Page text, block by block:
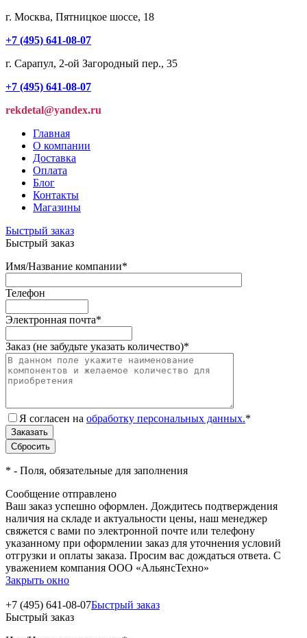
г. Москва, Пятницкое шоссе, 18
+7 (495) 641-08-07
г. Сарапул, 2-ой Загородный пер., 35
+7 (495) 641-08-07
rekdetal@yandex.ru
Главная
О компании
Доставка
Оплата
Блог
Контакты
Магазины
Быстрый заказ
Быстрый заказ
Имя/Название компании*
Телефон
Электронная почта*
Заказ (не забудьте указать количество)*
Я согласен на обработку персональных данных.*
* - Поля, обязательные для заполнения
Сообщение отправлено
Ваш заказ успешно оформлен. Дождитесь подтверждения
наличия на складе и актуальности цены, наш менеджер
свяжется с вами по электронной почте или телефону
указанному при оформлении заказ для уточнения условий
отгрузки и оплаты заказа. Просим вас дождаться ответа. С
уважением компания ООО «АльянсТехно»
Закрыть окно
+7 (495) 641-08-07Быстрый заказ
Быстрый заказ